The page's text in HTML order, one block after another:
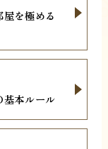
を極める
本ルール